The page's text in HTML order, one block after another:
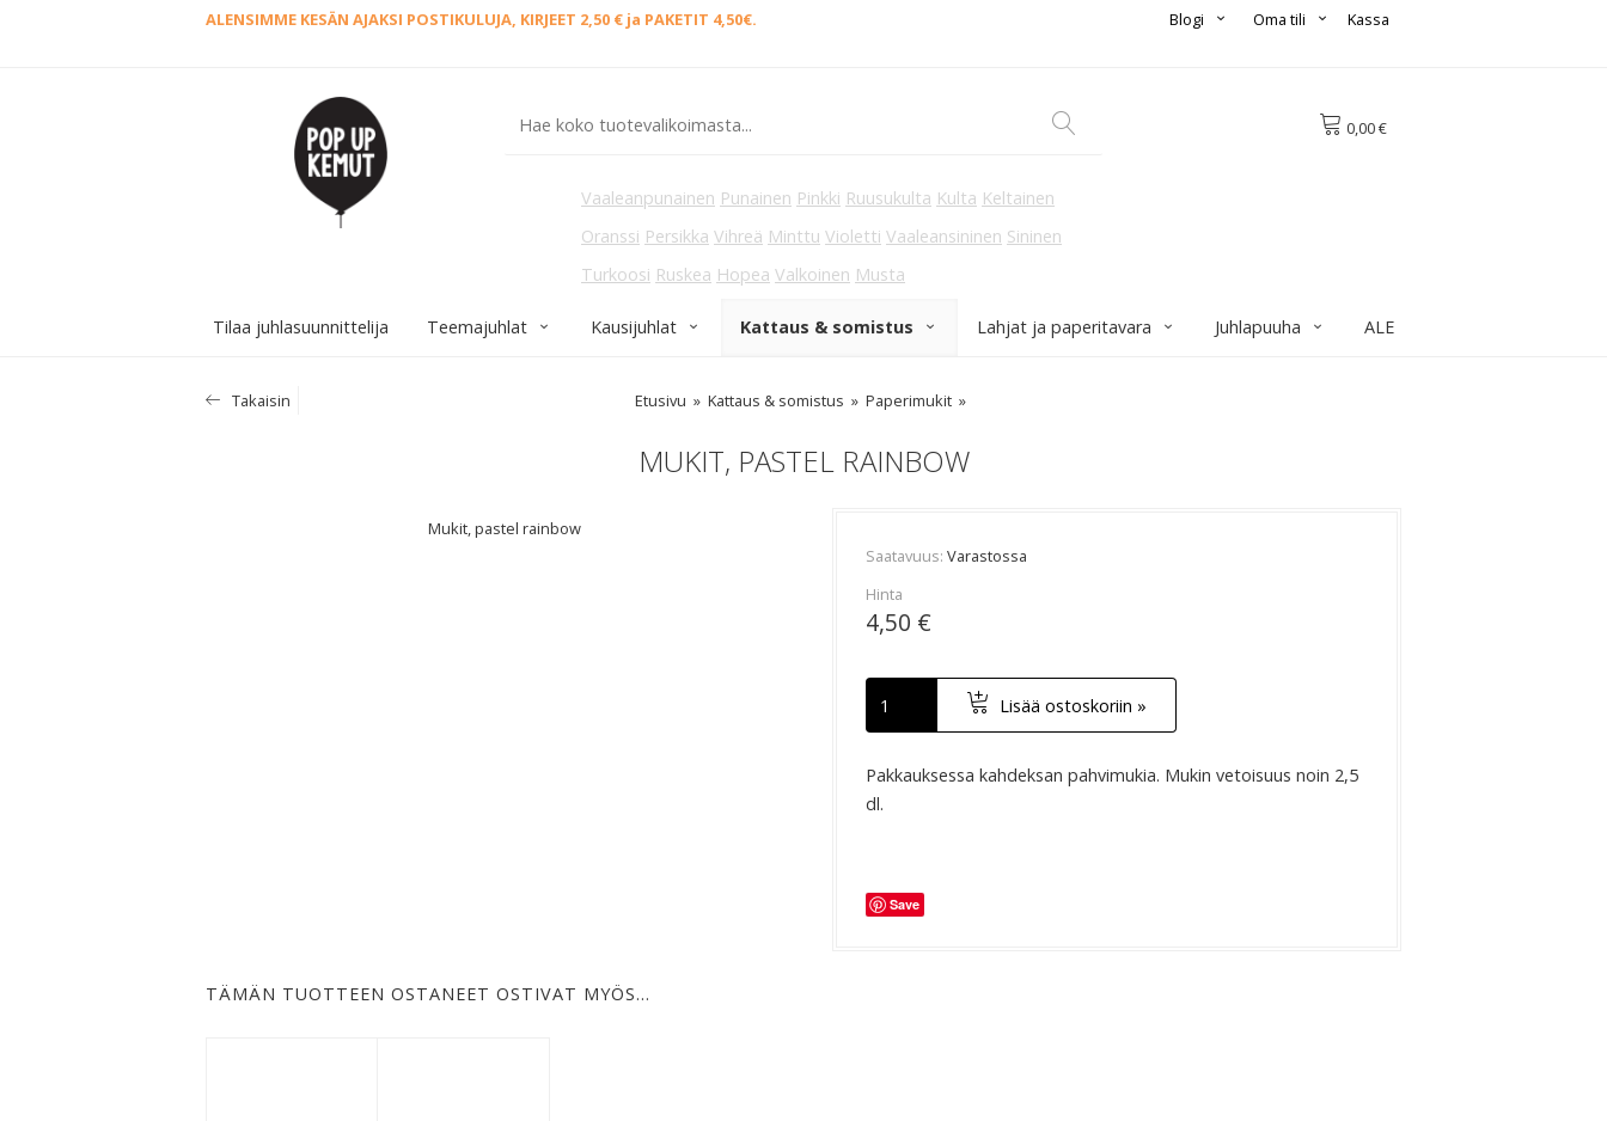
ALENSIMME KESÄN AJAKSI POSTIKULUJA, KIRJEET 2,50 € ja PAKETIT 4,50€. Kassa
Oma tili
Blogi
0,00 €
Vaaleanpunainen Punainen Pinkki Ruusukulta Kulta Keltainen
Oranssi Persikka Vihreä Minttu Violetti Vaaleansininen Sininen
Turkoosi Ruskea Hopea Valkoinen Musta
Tilaa juhlasuunnittelija Teemajuhlat Kausijuhlat Kattaus & somistus Lahjat ja paperitavara Juhlapuuha ALE
Takaisin Etusivu Kattaus & somistus Paperimukit
MUKIT, PASTEL RAINBOW
Mukit, pastel rainbow
Saatavuus Varastossa
Hinta
4,50 €
Lisää ostoskoriin »
Pakkauksessa kahdeksan pahvimukia. Mukin vetoisuus noin 2,5
dl.
Save
TÄMÄN TUOTTEEN OSTANEET OSTIVAT MYÖS…